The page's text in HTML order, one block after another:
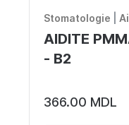
Stomatologie
AIDITE
- B2
366.00 MDL